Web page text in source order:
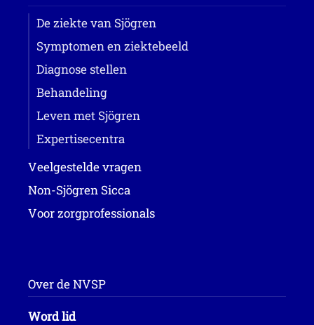
De ziekte van Sjögren
Symptomen en ziektebeeld
Diagnose stellen
Behandeling
Leven met Sjögren
Expertisecentra
Veelgestelde vragen
Non-Sjögren Sicca
Voor zorgprofessionals
Over de NVSP
Word lid